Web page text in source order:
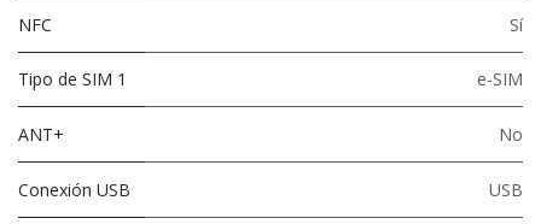
NFC Sí
Tipo de SIM 1 e-SIM
ANT+ No
Conexión USB USB